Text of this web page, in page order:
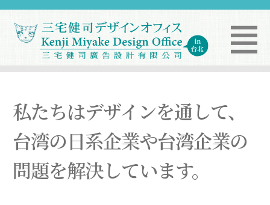
私たちはデザインを通して、
台湾の日系企業や台湾企業の
問題を解決しています。